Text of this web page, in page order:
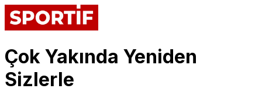
Çok Yakında Yeniden
Sizlerle